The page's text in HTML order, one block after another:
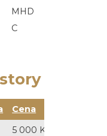
MHD
C
Cena
5 000 Kč /